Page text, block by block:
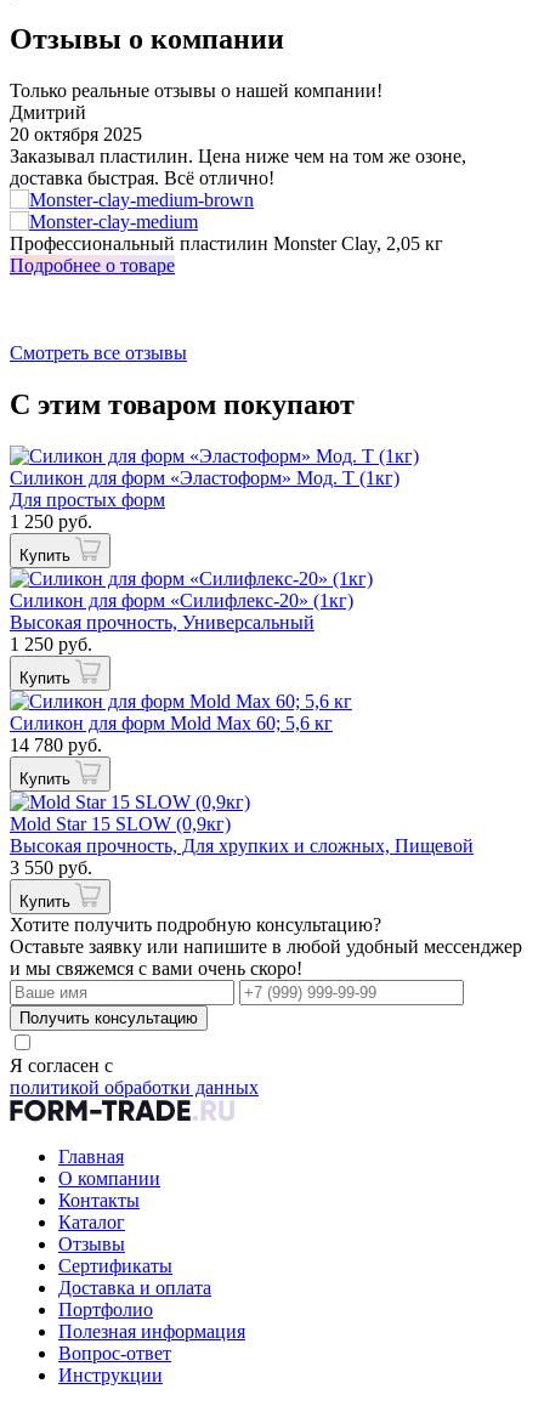
Отзывы о компании
Только реальные отзывы о нашей компании!
Дмитрий
20 октября 2025
Заказывал пластилин. Цена ниже чем на том же озоне,
доставка быстрая. Всё отлично!
Профессиональный пластилин Monster Clay, 2,05 кг
Подробнее о товаре
Смотреть все отзывы
С этим товаром покупают
Силикон для форм «Эластоформ» Мод. Т (1кг)
Для простых форм
1 250 руб.
Купить
Силикон для форм «Силифлекс-20» (1кг)
Высокая прочность, Универсальный
1 250 руб.
Купить
Силикон для форм Mold Max 60; 5,6 кг
14 780 руб.
Купить
Mold Star 15 SLOW (0,9кг)
Высокая прочность, Для хрупких и сложных, Пищевой
3 550 руб.
Купить
Хотите получить подробную консультацию?
Оставьте заявку или напишите в любой удобный мессенджер
и мы свяжемся с вами очень скоро!
Получить консультацию
Я согласен с
политикой обработки данных
Главная
О компании
Контакты
Каталог
Отзывы
Сертификаты
Доставка и оплата
Портфолио
Полезная информация
Вопрос-ответ
Инструкции